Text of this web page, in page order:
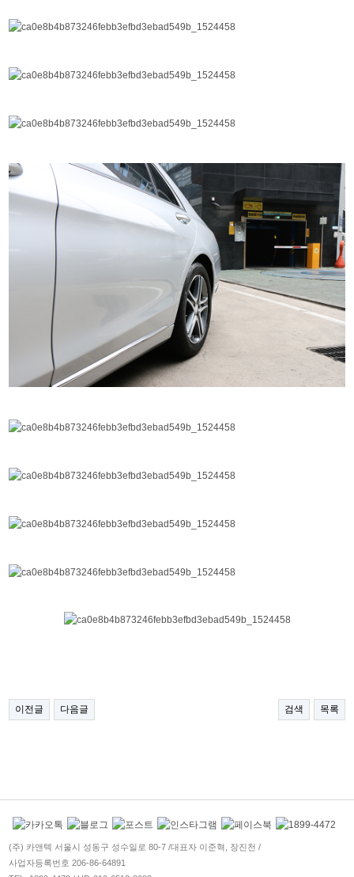
이전글 다음글 검색 목록
(주) 카앤텍 서울시 성동구 성수일로 80-7 /대표자 이준혁, 장진천 /
사업자등록번호 206-86-64891